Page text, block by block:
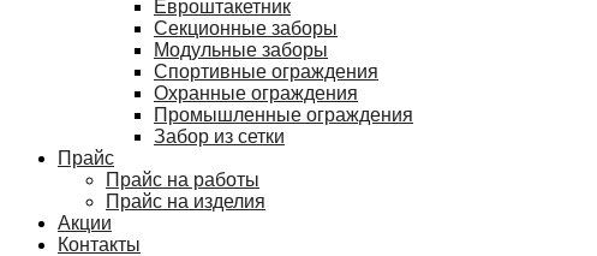
Евроштакетник
Секционные заборы
Модульные заборы
Спортивные ограждения
Охранные ограждения
Промышленные ограждения
Забор из сетки
Прайс
Прайс на работы
Прайс на изделия
Акции
Контакты